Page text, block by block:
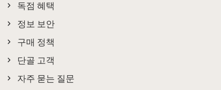
독점 혜택
정보 보안
구매 정책
단골 고객
자주 묻는 질문